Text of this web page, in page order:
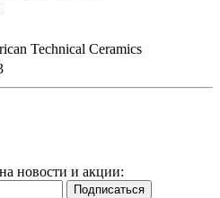
Technical Ceramics
новости и акции: